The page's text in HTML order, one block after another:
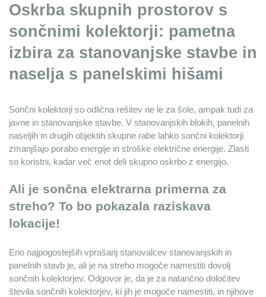
Oskrba skupnih prostorov s
sončnimi kolektorji: pametna
izbira za stanovanjske stavbe in
naselja s panelskimi hišami
Sončni kolektorji so odlična rešitev ne le za šole, ampak tudi za
javne in stanovanjske stavbe. V stanovanjskih blokih, panelnih
naseljih in drugih objektih skupne rabe lahko sončni kolektorji
zmanjšajo porabo energije in stroške električne energije. Zlasti
so koristni, kadar več enot deli skupno oskrbo z energijo.
Ali je sončna elektrarna primerna za
streho? To bo pokazala raziskava
lokacije!
Eno najpogostejših vprašanj stanovalcev stanovanjskih in
panelnih stavb je, ali je na streho mogoče namestiti dovolj
sončnih kolektorjev. Odgovor je, da je za natančno določitev
števila sončnih kolektorjev, ki jih je mogoče namestiti, in njihove